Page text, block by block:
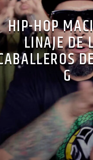
HIP-HOP
LINAJE DE
G